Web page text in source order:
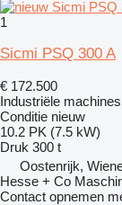
1
Sicmi PSQ 300 A
€ 172.500
Industriële
Conditie nieuw
10.2 PK (7.5 kW)
Druk 300 t
Oostenrijk,
Hesse + Co
Contact opnemen